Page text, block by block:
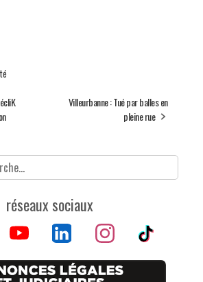
Villeurbanne : Tué par balles en
pleine rue
réseaux sociaux